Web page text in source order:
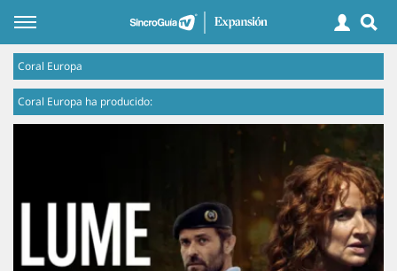
Coral Europa
Coral Europa ha producido: